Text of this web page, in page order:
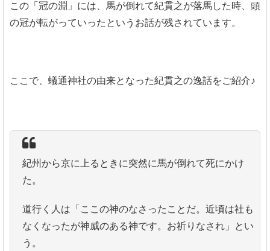
この「冠の淵」には、馬が倒れて紀貫之が落馬した時、頭
の冠が転がっていったというお話が残されています。
ここで、蟻通神社の由来となった紀貫之の逸話をご紹介♪
紀州から京に上るときに突然に馬が倒れて死にかけ
た。
道行く人は「ここの神のなさったことだ。近頃は社も
なくなったが神威のある神です。お祈りなされ」とい
う。